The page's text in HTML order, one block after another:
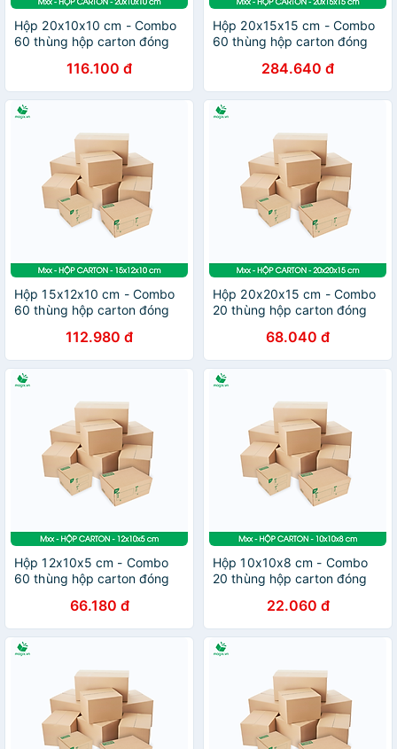
Hộp 20x10x10 cm - Combo
60 thùng hộp carton đóng
116.100 đ
Hộp 20x15x15 cm - Combo
60 thùng hộp carton đóng
284.640 đ
Hộp 15x12x10 cm - Combo
60 thùng hộp carton đóng
112.980 đ
Hộp 20x20x15 cm - Combo
20 thùng hộp carton đóng
68.040 đ
Hộp 12x10x5 cm - Combo
60 thùng hộp carton đóng
66.180 đ
Hộp 10x10x8 cm - Combo
20 thùng hộp carton đóng
22.060 đ